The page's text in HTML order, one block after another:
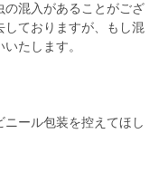
混入があることがござ
ておりますが、もし混
たします。
ール包装を控えてほし